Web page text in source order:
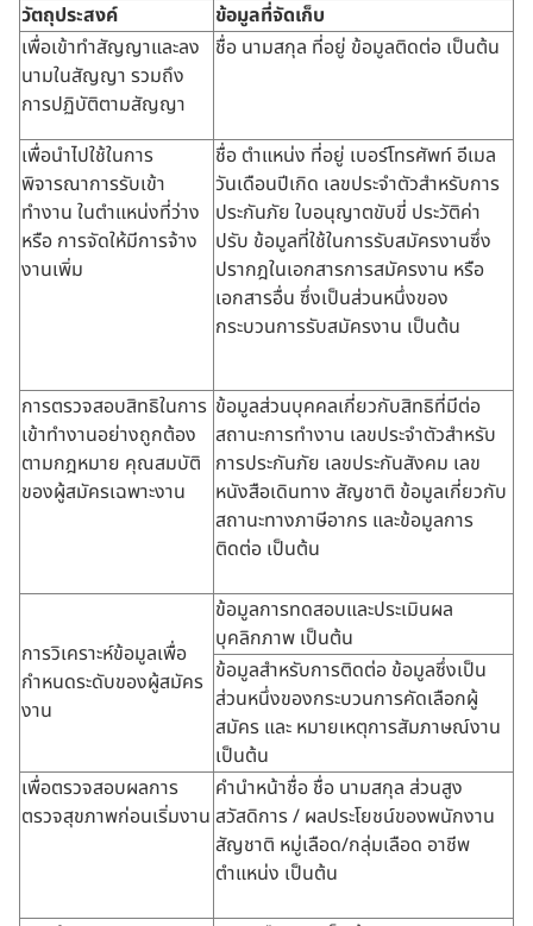
วัตถุประสงค์
ข้อมูลที่จัดเก็บ
เพื่อเข้าทำสัญญาและลง
นามในสัญญา รวมถึง
การปฏิบัติตามสัญญา
ชื่อ นามสกุล ที่อยู่ ข้อมูลติดต่อ เป็นต้น
เพื่อนำไปใช้ในการ
พิจารณาการรับเข้า
ทำงาน ในตำแหน่งที่ว่าง
หรือ การจัดให้มีการจ้าง
งานเพิ่ม
ชื่อ ตำแหน่ง ที่อยู่ เบอร์โทรศัพท์ อีเมล
วันเดือนปีเกิด เลขประจำตัวสำหรับการ
ประกันภัย ใบอนุญาตขับขี่ ประวัติค่า
ปรับ ข้อมูลที่ใช้ในการรับสมัครงานซึ่ง
ปรากฎในเอกสารการสมัครงาน หรือ
เอกสารอื่น ซึ่งเป็นส่วนหนึ่งของ
กระบวนการรับสมัครงาน เป็นต้น
การตรวจสอบสิทธิในการ
เข้าทำงานอย่างถูกต้อง
ตามกฎหมาย คุณสมบัติ
ของผู้สมัครเฉพาะงาน
ข้อมูลส่วนบุคคลเกี่ยวกับสิทธิที่มีต่อ
สถานะการทำงาน เลขประจำตัวสำหรับ
การประกันภัย เลขประกันสังคม เลข
หนังสือเดินทาง สัญชาติ ข้อมูลเกี่ยวกับ
สถานะทางภาษีอากร และข้อมูลการ
ติดต่อ เป็นต้น
การวิเคราะห์ข้อมูลเพื่อ
กำหนดระดับของผู้สมัคร
งาน
ข้อมูลการทดสอบและประเมินผล
บุคลิกภาพ เป็นต้น
ข้อมูลสำหรับการติดต่อ ข้อมูลซึ่งเป็น
ส่วนหนึ่งของกระบวนการคัดเลือกผู้
สมัคร และ หมายเหตุการสัมภาษณ์งาน
เป็นต้น
เพื่อตรวจสอบผลการ
ตรวจสุขภาพก่อนเริ่มงาน
คำนำหน้าชื่อ ชื่อ นามสกุล ส่วนสูง
สวัสดิการ / ผลประโยชน์ของพนักงาน
สัญชาติ หมู่เลือด/กลุ่มเลือด อาชีพ
ตำแหน่ง เป็นต้น